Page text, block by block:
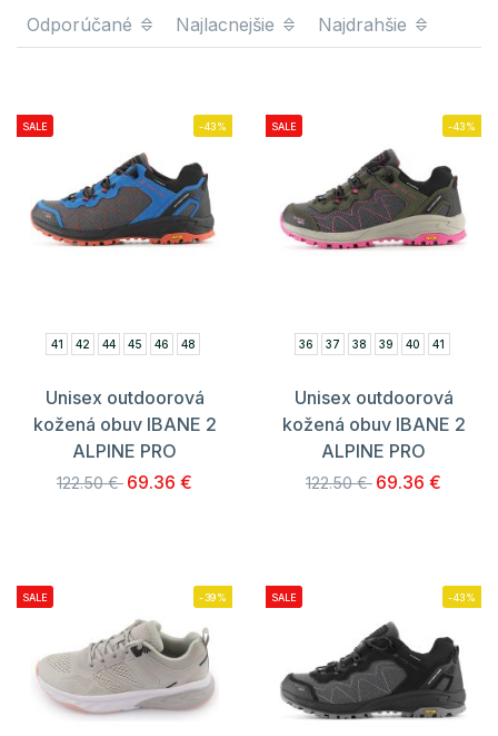
Odporúčané Najlacnejšie Najdrahšie
SALE -43%
41 42 44 45 46 48
Unisex outdoorová
kožená obuv IBANE 2
ALPINE PRO
122.50 € 69.36 €
SALE -43%
36 37 38 39 40 41
Unisex outdoorová
kožená obuv IBANE 2
ALPINE PRO
122.50 € 69.36 €
SALE -39% SALE -43%